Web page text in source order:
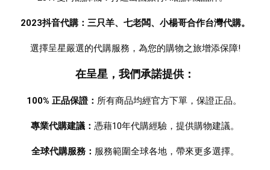
2023抖音代購：三只羊、七老闆、小楊哥合作台灣代購。
選擇呈星嚴選的代購服務，為您的購物之旅增添保障!
在呈星，我們承諾提供：
100% 正品保證： 所有商品均經官方下單，保證正品。
專業代購建議： 憑藉10年代購經驗，提供購物建議。
全球代購服務： 服務範圍全球各地，帶來更多選擇。